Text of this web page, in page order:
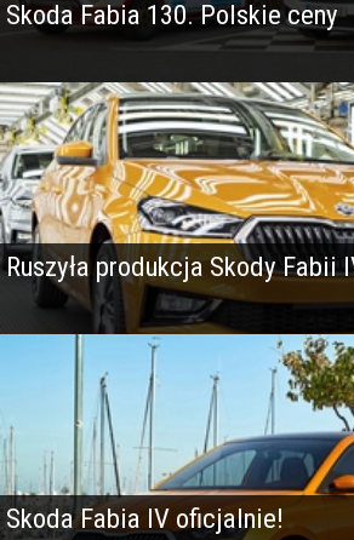
Skoda Fabia 130. Polskie ceny
Ruszyła produkcja Skody Fabii
Skoda Fabia IV oficjalnie!